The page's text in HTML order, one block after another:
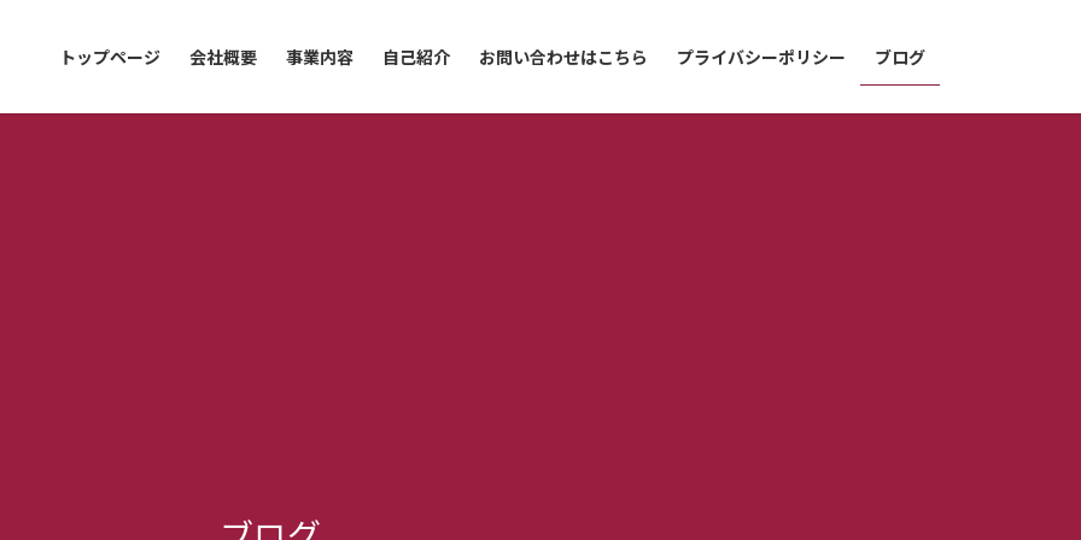
トップページ 会社概要 事業内容 自己紹介 お問い合わせはこちら プライバシーポリシー ブログ